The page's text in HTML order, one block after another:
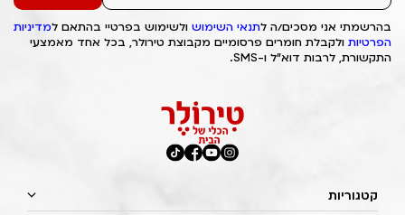
בהרשמתי אני מסכים/ה לתנאי השימוש ולשימוש בפרטיי בהתאם למדיניות
הפרטיות ולקבלת חומרים פרסומיים מקבוצת טירולר, בכל אחד מאמצעי
התקשורת, לרבות דוא"ל ו-SMS.
קטגוריות